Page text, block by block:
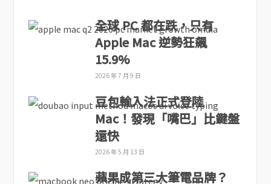
全球 PC 都在跌，只有
Apple Mac 逆勢狂飆
15.9%
2026 年 7 月 9 日
豆包輸入法正式登陸
Mac！發現「嘴巴」比鍵盤
還快
2026 年 5 月 13 日
蘋果成第三大筆電品牌？